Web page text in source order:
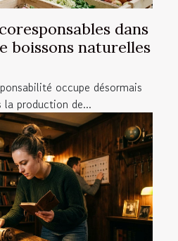
dans
boissons naturelles
occupe désormais
la production de...